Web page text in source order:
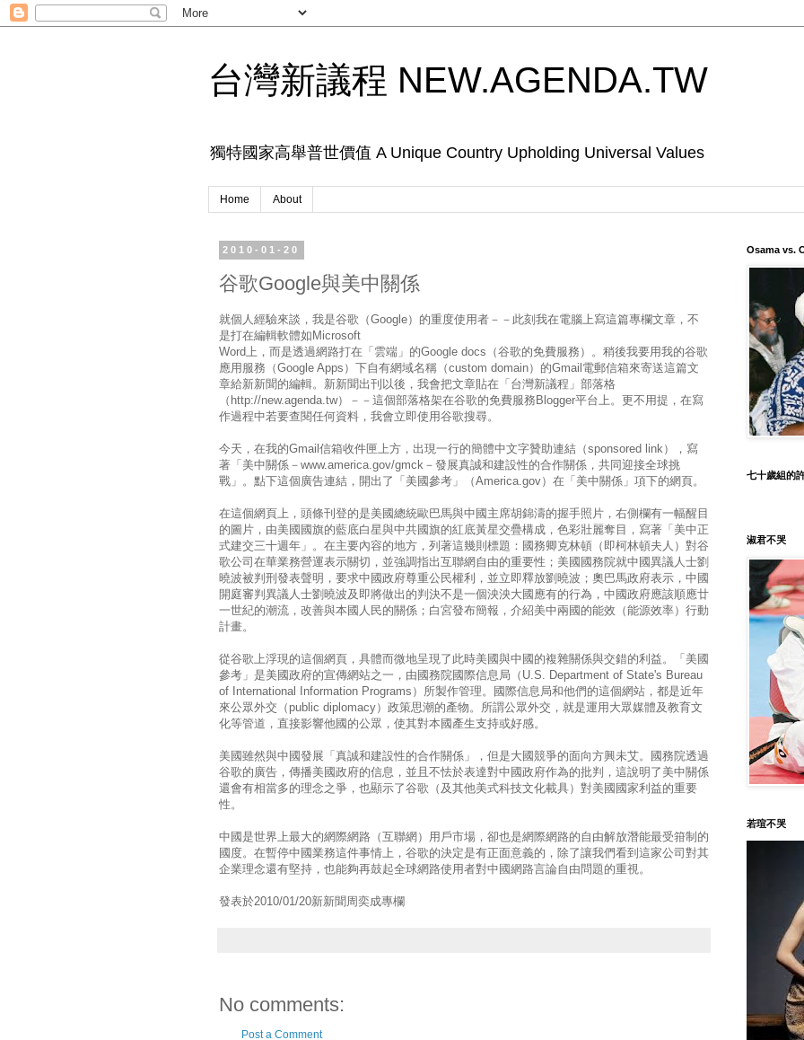
台灣新議程 NEW.AGENDA.TW
獨特國家高舉普世價值 A Unique Country Upholding Universal Values
Home About
2010-01-20
谷歌Google與美中關係
就個人經驗來談，我是谷歌（Google）的重度使用者－－此刻我在電腦上寫這篇專欄文章，不
是打在編輯軟體如Microsoft
Word上，而是透過網路打在「雲端」的Google docs（谷歌的免費服務）。稍後我要用我的谷歌
應用服務（Google Apps）下自有網域名稱（custom domain）的Gmail電郵信箱來寄送這篇文
章給新新聞的編輯。新新聞出刊以後，我會把文章貼在「台灣新議程」部落格
（http://new.agenda.tw）－－這個部落格架在谷歌的免費服務Blogger平台上。更不用提，在寫
作過程中若要查閱任何資料，我會立即使用谷歌搜尋。
今天，在我的Gmail信箱收件匣上方，出現一行的簡體中文字贊助連結（sponsored link），寫
著「美中關係－www.america.gov/gmck－發展真誠和建設性的合作關係，共同迎接全球挑
戰」。點下這個廣告連結，開出了「美國參考」（America.gov）在「美中關係」項下的網頁。
在這個網頁上，頭條刊登的是美國總統歐巴馬與中國主席胡錦濤的握手照片，右側欄有一幅醒目
的圖片，由美國國旗的藍底白星與中共國旗的紅底黃星交疊構成，色彩壯麗奪目，寫著「美中正
式建交三十週年」。在主要內容的地方，列著這幾則標題：國務卿克林頓（即柯林頓夫人）對谷
歌公司在華業務營運表示關切，並強調指出互聯網自由的重要性；美國國務院就中國異議人士劉
曉波被判刑發表聲明，要求中國政府尊重公民權利，並立即釋放劉曉波；奧巴馬政府表示，中國
開庭審判異議人士劉曉波及即將做出的判決不是一個泱泱大國應有的行為，中國政府應該順應廿
一世紀的潮流，改善與本國人民的關係；白宮發布簡報，介紹美中兩國的能效（能源效率）行動
計畫。
從谷歌上浮現的這個網頁，具體而微地呈現了此時美國與中國的複雜關係與交錯的利益。「美國
參考」是美國政府的宣傳網站之一，由國務院國際信息局（U.S. Department of State's Bureau
of International Information Programs）所製作管理。國際信息局和他們的這個網站，都是近年
來公眾外交（public diplomacy）政策思潮的產物。所謂公眾外交，就是運用大眾媒體及教育文
化等管道，直接影響他國的公眾，使其對本國產生支持或好感。
美國雖然與中國發展「真誠和建設性的合作關係」，但是大國競爭的面向方興未艾。國務院透過
谷歌的廣告，傳播美國政府的信息，並且不怯於表達對中國政府作為的批判，這說明了美中關係
還會有相當多的理念之爭，也顯示了谷歌（及其他美式科技文化載具）對美國國家利益的重要
性。
中國是世界上最大的網際網路（互聯網）用戶市場，卻也是網際網路的自由解放潛能最受箝制的
國度。在暫停中國業務這件事情上，谷歌的決定是有正面意義的，除了讓我們看到這家公司對其
企業理念還有堅持，也能夠再鼓起全球網路使用者對中國網路言論自由問題的重視。
發表於2010/01/20新新聞周奕成專欄
No comments:
Post a Comment
Osama vs.
七十歲組的
淑君不哭
若瑄不哭